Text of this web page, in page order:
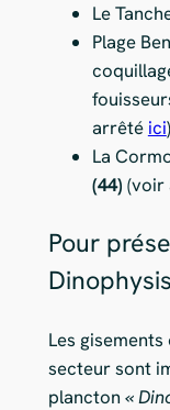
Le
Plage
arrêté ici)
La
(44) (voir
Pour
Les
secteur sont
plancton «